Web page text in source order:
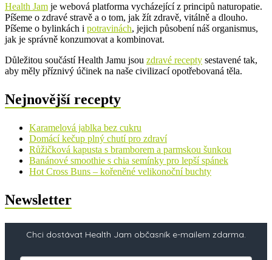
Health Jam je webová platforma vycházející z principů naturopatie.
Píšeme o zdravé stravě a o tom, jak žít zdravě, vitálně a dlouho.
Píšeme o bylinkách i potravinách, jejich působení náš organismus,
jak je správně konzumovat a kombinovat.
Důležitou součástí Health Jamu jsou zdravé recepty sestavené tak,
aby měly příznivý účinek na naše civilizací opotřebovaná těla.
Nejnovější recepty
Karamelová jablka bez cukru
Domácí kečup plný chutí pro zdraví
Růžičková kapusta s bramborem a parmskou šunkou
Banánové smoothie s chia semínky pro lepší spánek
Hot Cross Buns – kořeněné velikonoční buchty
Newsletter
Chci dostávat Health Jam občasník e-mailem zdarma.